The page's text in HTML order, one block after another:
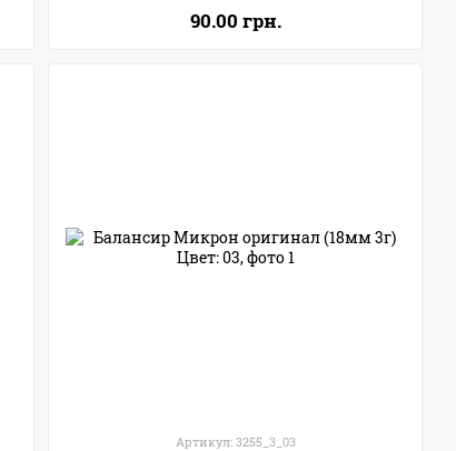
90.00 грн.
Артикул: 3255_3_03